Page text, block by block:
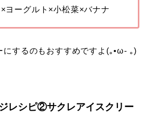
×ヨーグルト×小松菜×バナナ
にするのもおすすめですよ(｡•ω- ｡)
レシピ②サクレアイスクリー